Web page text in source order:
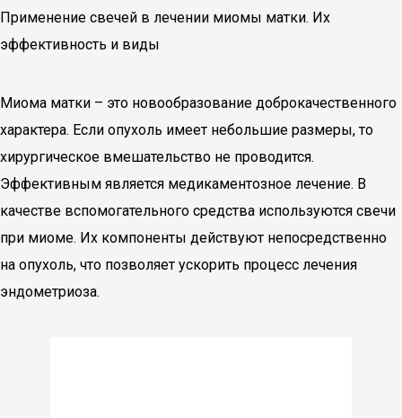
Применение свечей в лечении миомы матки. Их
эффективность и виды
Миома матки – это новообразование доброкачественного
характера. Если опухоль имеет небольшие размеры, то
хирургическое вмешательство не проводится.
Эффективным является медикаментозное лечение. В
качестве вспомогательного средства используются свечи
при миоме. Их компоненты действуют непосредственно
на опухоль, что позволяет ускорить процесс лечения
эндометриоза.